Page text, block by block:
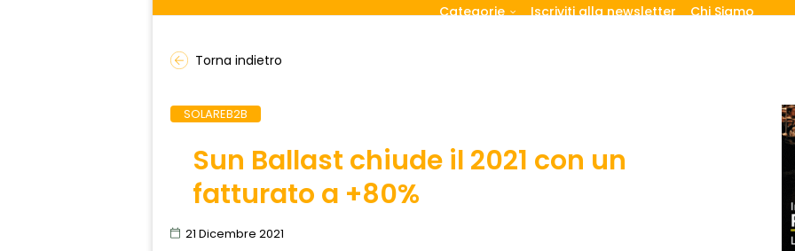
Categorie Iscriviti alla newsletter Chi Siamo
Torna indietro
SOLAREB2B
Sun Ballast chiude il 2021 con un
fatturato a +80%
21 Dicembre 2021